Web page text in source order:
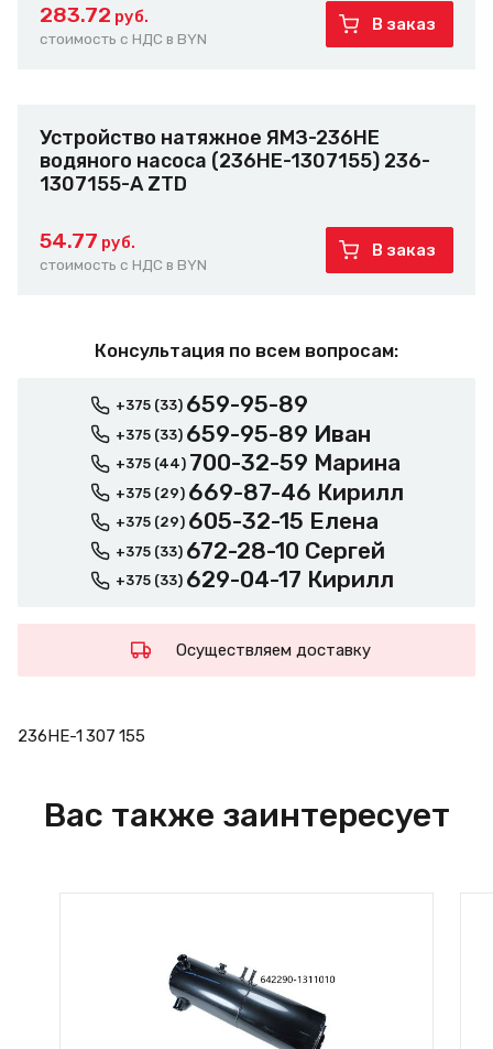
283.72 руб.
стоимость с НДС в BYN
В заказ
Устройство натяжное ЯМЗ-236НЕ
водяного насоса (236НЕ-1307155) 236-
1307155-А ZTD
54.77 руб.
стоимость с НДС в BYN
В заказ
Консультация по всем вопросам:
+375 (33) 659-95-89
+375 (33) 659-95-89 Иван
+375 (44) 700-32-59 Марина
+375 (29) 669-87-46 Кирилл
+375 (29) 605-32-15 Елена
+375 (33) 672-28-10 Сергей
+375 (33) 629-04-17 Кирилл
Осуществляем доставку
236НЕ-1 307 155
Вас также заинтересует